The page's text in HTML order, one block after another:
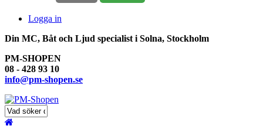
Logga in
Din MC, Båt och Ljud specialist i Solna, Stockholm
PM-SHOPEN
08 - 428 93 10
info@pm-shopen.se